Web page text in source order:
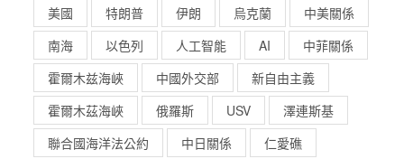
美國 特朗普 伊朗 烏克蘭
中美關係
南海
以色列 人工智能 AI
中菲關係
霍爾木兹海峽
中國外交部
新自由主義
霍爾木茲海峽
俄羅斯 USV
澤連斯基
聯合國海洋法公約
中日關係
仁愛礁